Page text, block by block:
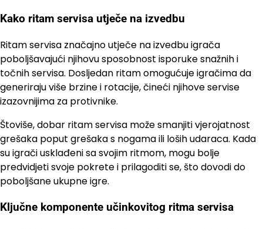
Kako ritam servisa utječe na izvedbu
Ritam servisa značajno utječe na izvedbu igrača
poboljšavajući njihovu sposobnost isporuke snažnih i
točnih servisa. Dosljedan ritam omogućuje igračima da
generiraju više brzine i rotacije, čineći njihove servise
izazovnijima za protivnike.
Štoviše, dobar ritam servisa može smanjiti vjerojatnost
grešaka poput grešaka s nogama ili loših udaraca. Kada
su igrači usklađeni sa svojim ritmom, mogu bolje
predvidjeti svoje pokrete i prilagoditi se, što dovodi do
poboljšane ukupne igre.
Ključne komponente učinkovitog ritma servisa